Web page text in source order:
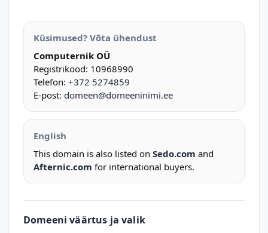
Küsimused? Võta ühendust
Computernik OÜ
Registrikood: 10968990
Telefon: +372 5274859
E-post: domeen@domeeninimi.ee
English
This domain is also listed on Sedo.com and
Afternic.com for international buyers.
Domeeni väärtus ja valik